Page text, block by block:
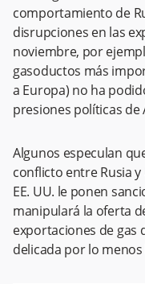
comportamiento de
disrupciones en las
noviembre, por
gasoductos más
a Europa) no ha
presiones políticas de
Algunos especulan
conflicto entre Rusia
EE. UU. le ponen
manipulará la oferta
exportaciones de gas
delicada por lo